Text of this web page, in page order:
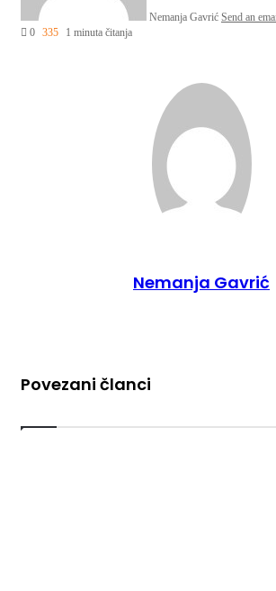
Nemanja Gavrić Send an
0 335 1 minuta čitanja
Nemanja Gavrić
Povezani članci